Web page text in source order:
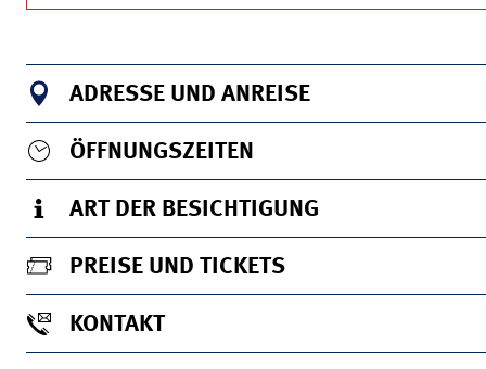
ADRESSE UND ANREISE
ÖFFNUNGSZEITEN
ART DER BESICHTIGUNG
PREISE UND TICKETS
KONTAKT